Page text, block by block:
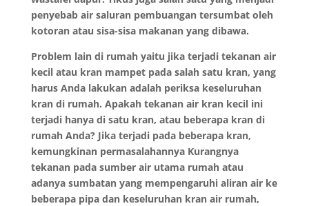
penyebab air saluran pembuangan tersumbat oleh
kotoran atau sisa-sisa makanan yang dibawa.
Problem lain di rumah yaitu jika terjadi tekanan air
kecil atau kran mampet pada salah satu kran, yang
harus Anda lakukan adalah periksa keseluruhan
kran di rumah. Apakah tekanan air kran kecil ini
terjadi hanya di satu kran, atau beberapa kran di
rumah Anda? Jika terjadi pada beberapa kran,
kemungkinan permasalahannya Kurangnya
tekanan pada sumber air utama rumah atau
adanya sumbatan yang mempengaruhi aliran air ke
beberapa pipa dan keseluruhan kran air rumah,